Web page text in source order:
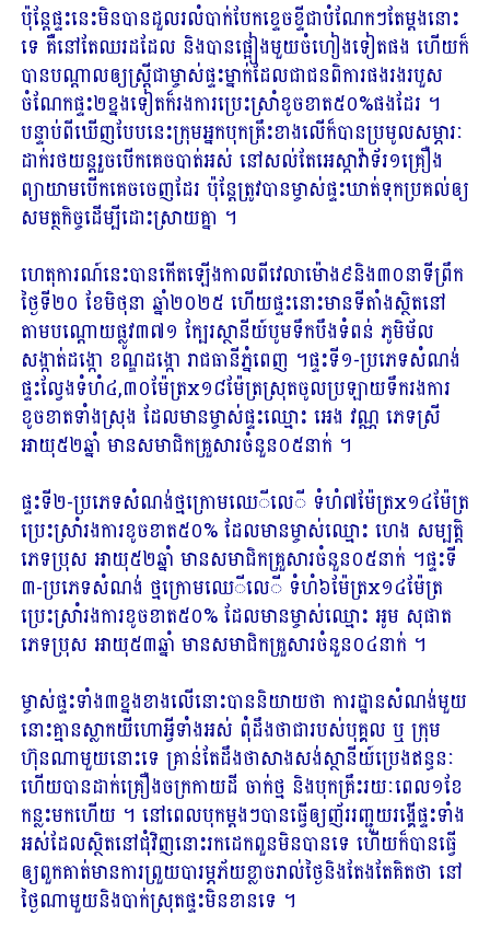
ប៉ុន្តែ​ផ្ទះ​នេះ​មិន​បាន​ដួល​រលំ​បាក់បែក​ខ្ទេចខ្ទី​ជា​បំណែក​ៗ​តែ​ម្ដងនោះ​
ទេ គឺ​នៅ​តែ​ឈរ​ដដែល និង​បាន​ផ្អៀង​មួយ​ចំហៀង​ទៀត​ផង ហើយ​ក៏​
បាន​បណ្ដាល​ឲ្យ​ស្ត្រី​ជា​ម្ចាស់ផ្ទះ​ម្នាក់​ដែល​ជា​ជន​ពិការ​ផង​រង​របួស
ចំណែក​ផ្ទះ​២​ខ្នង​ទៀត​ក៏​រង​ការ​ប្រេះស្រាំ​ខូចខាត​៥០%​ផង​ដែរ ។
បន្ទាប់​ពី​ឃើញ​បែប​នេះ​ក្រុម​អ្នក​បុក​គ្រឹះ​ខាងលើ​ក៏​បាន​ប្រមូល​សម្ភារៈ​
ដាក់​រថយន្ត​រួច​បើក​គេច​បាត់​អស់ នៅ​សល់​តែ​អេ​ស្កា​វ៉ា​ទ័​រ​១​គ្រឿង
ព្យាយាម​បើក​គេច​ចេញ​ដែរ ប៉ុន្តែ​ត្រូវ​បាន​ម្ចាស់ផ្ទះ​ឃាត់​ទុក​ប្រគល់​ឲ្យ​
សមត្ថកិច្ច​ដើម្បី​ដោះស្រាយ​គ្នា ។
ហេតុការណ៍​នេះ​បាន​កើតឡើង​កាលពី​វេលា​ម៉ោង​៩​និង​៣០​នាទី​ព្រឹក​
ថ្ងៃ​ទី​២០ ខែមិថុនា ឆ្នាំ​២០២៥ ហើយ​ផ្ទះ​នោះ​មាន​ទីតាំង​ស្ថិត​នៅ​
តាម​បណ្តោយ​ផ្លូវ​៣៧១ ក្បែរ​ស្ថានីយ៍​បូមទឹក​បឹង​ទំពន់ ភូមិ​ម័​ល
សង្កាត់​ដង្កោ ខណ្ឌដង្កោ រាជធានី​ភ្នំពេញ ។ផ្ទះ​ទី​១-ប្រភេទ​សំណង់
ផ្ទះ​ល្វែងទំហំ​៤,៣០​ម៉ែត្រ​x១៨​ម៉ែត្រ​ស្រុត​ចូល​ប្រឡាយ​ទឹក​រង​ការ​
ខូចខាត​ទាំងស្រុង ដែល​មាន​ម្ចាស់ផ្ទះ​ឈ្មោះ អេ​ង វណ្ណ ភេទ​ស្រី
អាយុ​៥២​ឆ្នាំ មាន​សមាជិកគ្រួសារ​ចំនួន​០៥​នាក់ ។
ផ្ទះ​ទី​២-ប្រភេទ​សំណង់​ថ្ម​ក្រោម​ឈេ​ី​លេ​ី ទំហំ​៧​ម៉ែត្រ​x១៤​ម៉ែត្រ
ប្រេះស្រាំ​រង​ការ​ខូចខាត​៥០% ដែល​មាន​ម្ចាស់ឈ្មោះ ហេង សម្បត្តិ
ភេទ​ប្រុស អាយុ​៥២​ឆ្នាំ មាន​សមាជិកគ្រួសារ​ចំនួន​០៥​នាក់ ។ផ្ទះ​ទី​
៣-ប្រភេទ​សំណង់ ថ្ម​ក្រោម​ឈេ​ី​លេ​ី ទំហំ​៦​ម៉ែត្រ​x១៤​ម៉ែត្រ
ប្រេះស្រាំ​រង​ការ​ខូចខាត​៥០% ដែល​មាន​ម្ចាស់​ឈ្មោះ អូ​ម សុ​ផាត
ភេទ​ប្រុស អាយុ​៥៣​ឆ្នាំ មាន​សមាជិកគ្រួសារ​ចំនួន​០៤​នាក់ ។
ម្ចាស់ផ្ទះ​ទាំង៣ខ្នងខាងលើ​នោះ​បាន​និយាយ​ថា ការដ្ឋាន​សំណង់​មួយ​
នោះ​គ្មាន​ស្លាក​យីហោ​អ្វី​ទាំងអស់ ពុំ​ដឹង​ថា​ជា​របស់​បុគ្គល ឬ ក្រុម
ហ៊ុន​ណាមួយ​នោះ​ទេ គ្រាន់តែ​ដឹង​ថា​សាងសង់​ស្ថានីយ៍​ប្រេងឥន្ធនៈ
ហើយ​បាន​ដាក់​គ្រឿងចក្រ​កាយ​ដី ចាក់​ថ្ម និង​បុក​គ្រឹះ​រយៈពេល​១​ខែ​
កន្លះ​មក​ហើយ ។ នៅ​ពេល​បុក​ម្ដង​ៗ​បាន​ធ្វើ​ឲ្យ​ញ័រ​រញ្ជួយ​រង្គើ​ផ្ទះ​ទាំង
អស់​ដែល​ស្ថិត​នៅ​ជុំវិញ​នោះ​រក​ដេក​ពួន​មិន​បាន​ទេ ហើយ​ក៏​បាន​ធ្វើ​
ឲ្យ​ពួក​គាត់​មានការ​ព្រួយបារម្ភ​ភ័យ​ខ្លាច​រាល់ថ្ងៃ​និង​តែងតែ​គិត​ថា នៅ​
ថ្ងៃ​ណាមួយ​និង​បាក់​ស្រុត​ផ្ទះ​មិន​ខាន​ទេ ។